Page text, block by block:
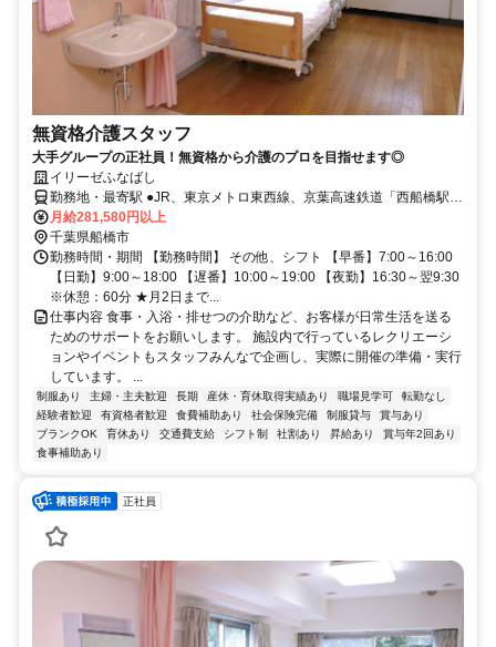
無資格介護スタッフ
大手グループの正社員！無資格から介護のプロを目指せます◎
イリーゼふなばし
勤務地・最寄駅 ●JR、東京メトロ東西線、京葉高速鉄道「西船橋駅」
より徒歩約12分 ●京成本線「京成西船駅」より徒歩約9分 ●京成本線
「東中山駅」より徒歩約4分
月給281,580円以上
千葉県船橋市
勤務時間・期間 【勤務時間】 その他、シフト 【早番】7:00～16:00
【日勤】9:00～18:00 【遅番】10:00～19:00 【夜勤】16:30～翌9:30
※休憩：60分 ★月2日まで...
仕事内容 食事・入浴・排せつの介助など、お客様が日常生活を送る
ためのサポートをお願いします。 施設内で行っているレクリエーシ
ョンやイベントもスタッフみんなで企画し、実際に開催の準備・実行
しています。 ...
制服あり 主婦・主夫歓迎 長期 産休・育休取得実績あり 職場見学可
転勤なし
経験者歓迎
有資格者歓迎 食費補助あり 社会保険完備 制服貸与
賞与あり
ブランクOK
育休あり 交通費支給 シフト制 社割あり 昇給あり
賞与年2回あり
食事補助あり
正社員